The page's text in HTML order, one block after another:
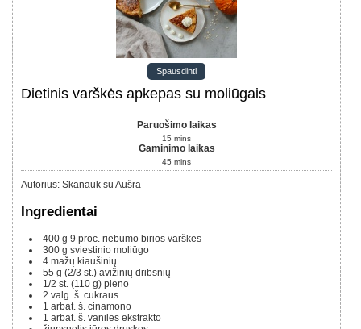
Spausdinti
Dietinis varškės apkepas su moliūgais
Paruošimo laikas
15 mins
Gaminimo laikas
45 mins
Autorius: Skanauk su Aušra
Ingredientai
400 g 9 proc. riebumo birios varškės
300 g sviestinio moliūgo
4 mažų kiaušinių
55 g (2/3 st.) avižinių dribsnių
1/2 st. (110 g) pieno
2 valg. š. cukraus
1 arbat. š. cinamono
1 arbat. š. vanilės ekstrakto